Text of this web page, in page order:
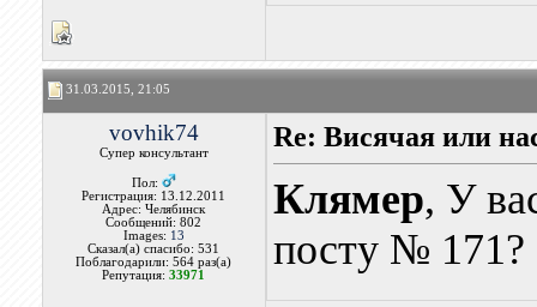
31.03.2015, 21:05
vovhik74
Супер консультант
Пол:
Регистрация: 13.12.2011
Адрес: Челябинск
Сообщений: 802
Images: 13
Сказал(а) спасибо: 531
Поблагодарили: 564 раз(а)
Репутация:33971
Re: Висячая или
Клямер, У
посту № 171?